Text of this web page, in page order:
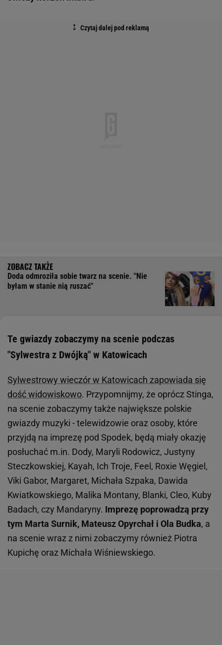
Doda odmroziła sobie twarz na scenie. "Nie
byłam w stanie nią ruszać"
Te gwiazdy zobaczymy na scenie podczas
"Sylwestra z Dwójką" w Katowicach
Sylwestrowy wieczór w Katowicach zapowiada się
dość widowiskowo. Przypomnijmy, że oprócz Stinga,
na scenie zobaczymy także największe polskie
gwiazdy muzyki - telewidzowie oraz osoby, które
przyjdą na imprezę pod Spodek, będą miały okazję
posłuchać m.in. Dody, Maryli Rodowicz, Justyny
Steczkowskiej, Kayah, Ich Troje, Feel, Roxie Węgiel,
Viki Gabor, Margaret, Michała Szpaka, Dawida
Kwiatkowskiego, Malika Montany, Blanki, Cleo, Kuby
Badach, czy Mandaryny. Imprezę poprowadzą przy
tym Marta Surnik, Mateusz Opyrchał i Ola Budka, a
na scenie wraz z nimi zobaczymy również Piotra
Kupichę oraz Michała Wiśniewskiego.